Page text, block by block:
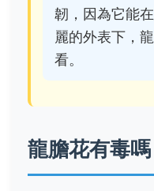
韌，因為它能
麗的外表下，
看。
龍膽花有毒